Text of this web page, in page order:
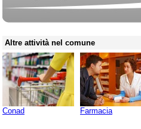
Altre attività nel comune
Conad Farmacia